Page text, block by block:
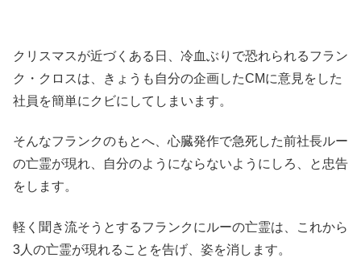
クリスマスが近づくある日、冷血ぶりで恐れられるフラン
ク・クロスは、きょうも自分の企画したCMに意見をした
社員を簡単にクビにしてしまいます。
そんなフランクのもとへ、心臓発作で急死した前社長ルー
の亡霊が現れ、自分のようにならないようにしろ、と忠告
をします。
軽く聞き流そうとするフランクにルーの亡霊は、これから
3人の亡霊が現れることを告げ、姿を消します。